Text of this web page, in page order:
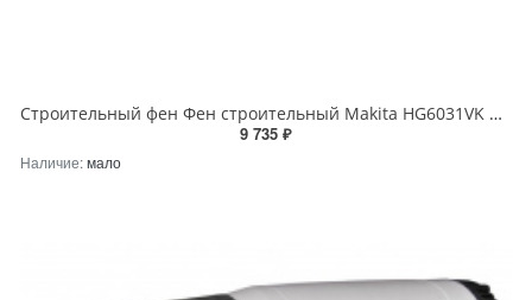
Строительный фен Фен строительный Makita HG6031VK Makita HG6031VK
9 735 ₽
Наличие:мало